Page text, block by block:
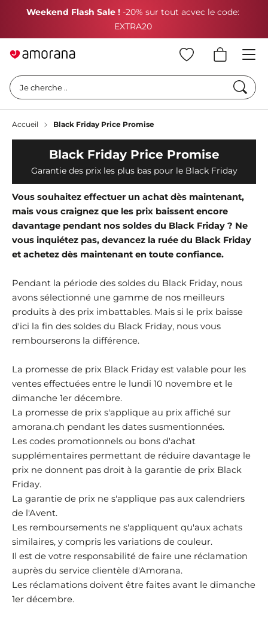
Weekend Flash Sale ! -20% sur tout acvec le code:
EXTRA20
Je cherche ..
Accueil Black Friday Price Promise
Black Friday Price Promise
Garantie des prix les plus bas pour le Black Friday
Vous souhaitez effectuer un achat dès maintenant,
mais vous craignez que les prix baissent encore
davantage pendant nos soldes du Black Friday ? Ne
vous inquiétez pas, devancez la ruée du Black Friday
et achetez dès maintenant en toute confiance.
Pendant la période des soldes du Black Friday, nous
avons sélectionné une gamme de nos meilleurs
produits à des prix imbattables. Mais si le prix baisse
d'ici la fin des soldes du Black Friday, nous vous
rembourserons la différence.
La promesse de prix Black Friday est valable pour les
ventes effectuées entre le lundi 10 novembre et le
dimanche 1er décembre.
La promesse de prix s'applique au prix affiché sur
amorana.ch pendant les dates susmentionnées.
Les codes promotionnels ou bons d'achat
supplémentaires permettant de réduire davantage le
prix ne donnent pas droit à la garantie de prix Black
Friday.
La garantie de prix ne s'applique pas aux calendriers
de l'Avent.
Les remboursements ne s'appliquent qu'aux achats
similaires, y compris les variations de couleur.
Il est de votre responsabilité de faire une réclamation
auprès du service clientèle d'Amorana.
Les réclamations doivent être faites avant le dimanche
1er décembre.